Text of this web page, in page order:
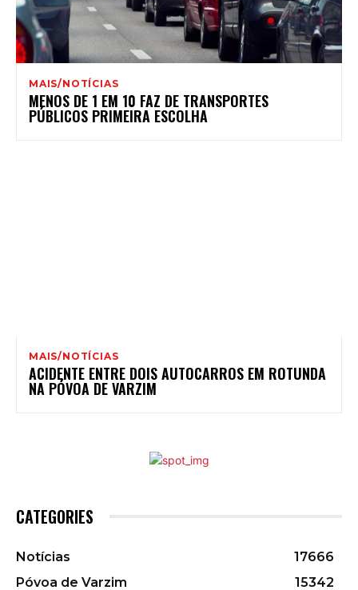
MAIS/NOTÍCIAS
MENOS DE 1 EM 10 FAZ DE TRANSPORTES
PÚBLICOS PRIMEIRA ESCOLHA
MAIS/NOTÍCIAS
ACIDENTE ENTRE DOIS AUTOCARROS EM ROTUNDA
NA PÓVOA DE VARZIM
CATEGORIES
Notícias
17666
Póvoa de Varzim
15342